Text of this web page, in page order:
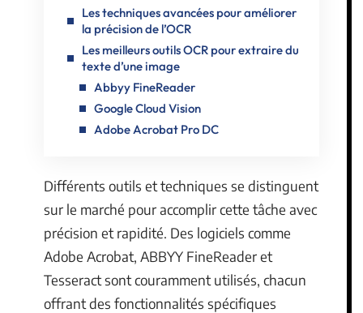
Les techniques avancées pour améliorer
la précision de l’OCR
Les meilleurs outils OCR pour extraire du
texte d’une image
Abbyy FineReader
Google Cloud Vision
Adobe Acrobat Pro DC
Différents outils et techniques se distinguent
sur le marché pour accomplir cette tâche avec
précision et rapidité. Des logiciels comme
Adobe Acrobat, ABBYY FineReader et
Tesseract sont couramment utilisés, chacun
offrant des fonctionnalités spécifiques